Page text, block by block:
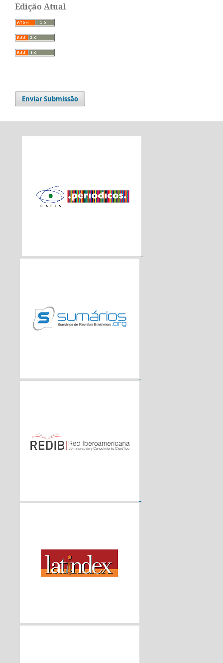
Edição Atual
Enviar Submissão